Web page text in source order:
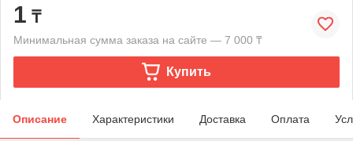
1 ₸
Минимальная сумма заказа на сайте — 7 000 ₸
Купить
Описание Характеристики Доставка Оплата